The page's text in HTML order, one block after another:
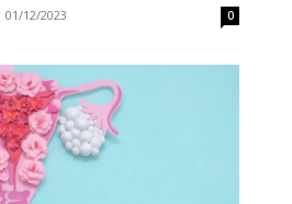
01/12/2023 0